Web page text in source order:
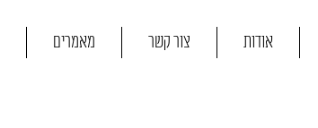
מאמרים צור קשר אודות